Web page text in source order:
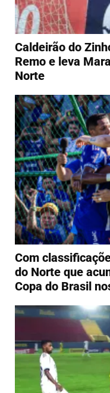
Caldeirão do
Remo e leva
Norte
Com
do Norte que
Copa do Brasil